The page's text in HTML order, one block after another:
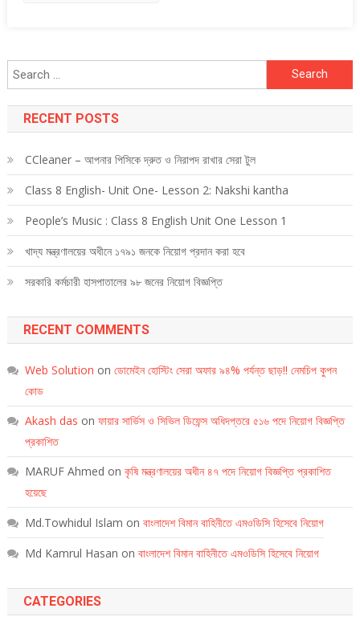
Search
for:
RECENT POSTS
CCleaner – আপনার পিসিকে দ্রুত ও নিরাপদ রাখার সেরা টুল
Class 8 English- Unit One- Lesson 2: Nakshi kantha
People’s Music : Class 8 English Unit One Lesson 1
খাদ্য মন্ত্রণালয়ের অধীনে ১৭৯১ জনকে নিয়োগ প্রদান করা হবে
সরকারি কর্মচারী হাসপাতালের ৯৮ জনের নিয়োগ বিজ্ঞপ্তি
RECENT COMMENTS
Web Solution on ডোমেইন হোস্টিং সেরা অফার ৯৪% পর্যন্ত ছাড়!! নেমচিপ কুপন
কোড
Akash das on ফায়ার সার্ভিস ও সিভিল ডিফেন্স অধিদপ্তরে ৫১৬ পদে নিয়োগ বিজ্ঞপ্তি
প্রকাশিত
MARUF Ahmed on কৃষি মন্ত্রণালয়ের অধীন ৪৭ পদে নিয়োগ বিজ্ঞপ্তি প্রকাশিত
হয়েছে
Md.Towhidul Islam on বাংলাদেশ বিমান বাহিনীতে এমওডিসি হিসেবে নিয়োগ
Md Kamrul Hasan on বাংলাদেশ বিমান বাহিনীতে এমওডিসি হিসেবে নিয়োগ
CATEGORIES